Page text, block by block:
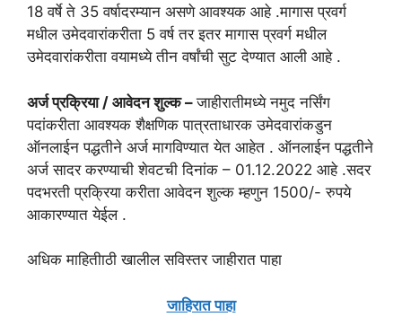
18 वर्षे ते 35 वर्षादरम्यान असणे आवश्यक आहे .मागास प्रवर्ग
मधील उमेदवारांकरीता 5 वर्ष तर इतर मागास प्रवर्ग मधील
उमेदवारांकरीता वयामध्ये तीन वर्षांची सुट देण्यात आली आहे .
अर्ज प्रक्रिया / आवेदन शुल्क –जाहीरातीमध्ये नमुद नर्सिंग
पदांकरीता आवश्यक शैक्षणिक पात्रताधारक उमेदवारांकडुन
ऑनलाईन पद्धतीने अर्ज मागविण्यात येत आहेत . ऑनलाईन पद्धतीने
अर्ज सादर करण्याची शेवटची दिनांक – 01.12.2022 आहे .सदर
पदभरती प्रक्रिया करीता आवेदन शुल्क म्हणुन 1500/- रुपये
आकारण्यात येईल .
अधिक माहितीाठी खालील सविस्तर जाहीरात पाहा
जाहिरात पाहा